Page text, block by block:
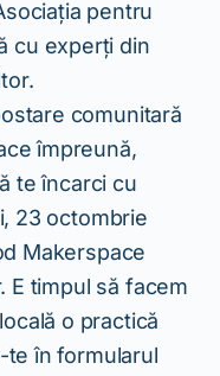
pentru
cu experți din
comunitară
împreună,
te încarci cu
23 octombrie
Makerspace
E timpul să facem
o practică
te în formularul